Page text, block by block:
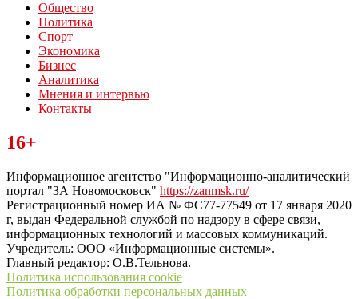
Общество
Политика
Спорт
Экономика
Бизнес
Аналитика
Мнения и интервью
Контакты
Читайте последние новости дня в Тульской области на сайте
“ЗаНовомосковск”
16+
Информационное агентство "Информационно-аналитический
портал "ЗА Новомосковск" https://zanmsk.ru/
Регистрационный номер ИА № ФС77-77549 от 17 января 2020
г, выдан Федеральной службой по надзору в сфере связи,
информационных технологий и массовых коммуникаций.
Учредитель: ООО «Информационные системы».
Главный редактор: О.В.Тельнова.
Политика использования cookie
Политика обработки персональных данных